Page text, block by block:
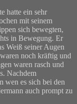
hatte ein sehr
mit seinem
sich bewegten,
in Bewegung. Er
Weiß seiner Augen
noch kräftig und
waren rasch und
Nachdem
wen es sich bei den
auch prompt zu